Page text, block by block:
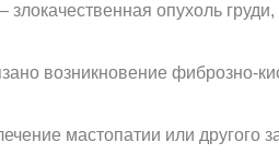
опухоль груди,
возникновение фиброзно-
мастопатии или другого